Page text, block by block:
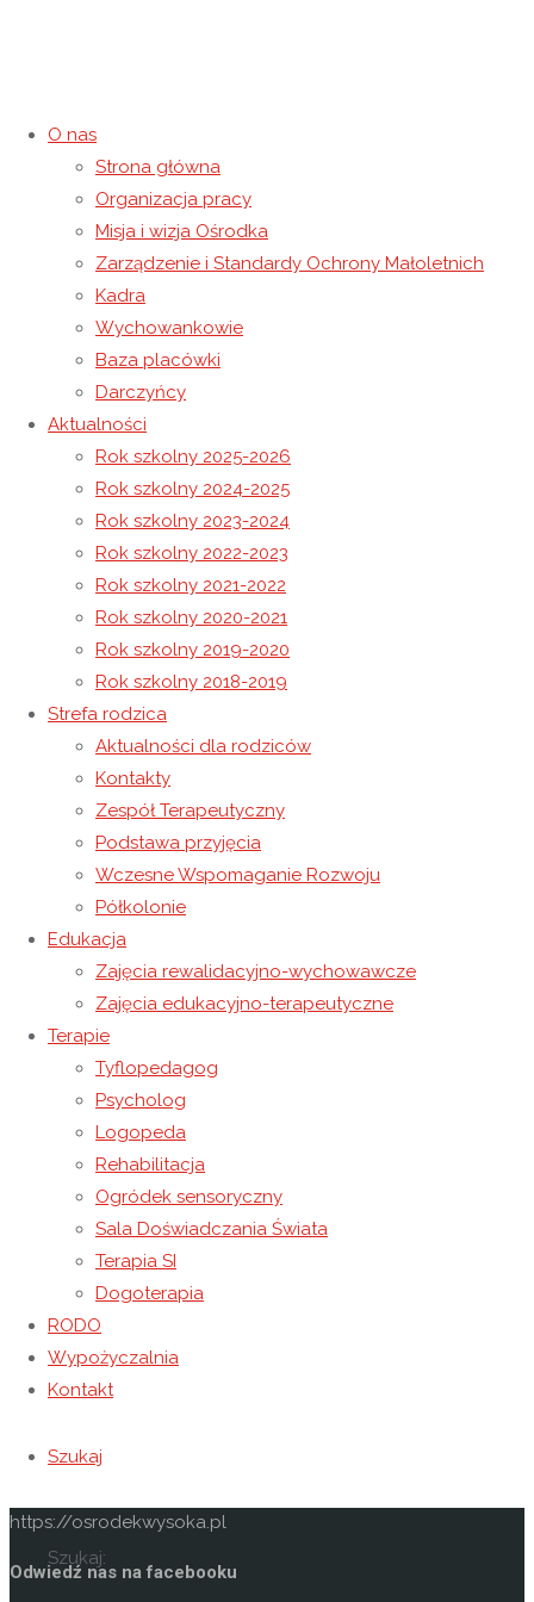
O nas
Strona główna
Organizacja pracy
Misja i wizja Ośrodka
Zarządzenie i Standardy Ochrony Małoletnich
Kadra
Wychowankowie
Baza placówki
Darczyńcy
Aktualności
Rok szkolny 2025-2026
Rok szkolny 2024-2025
Rok szkolny 2023-2024
Rok szkolny 2022-2023
Rok szkolny 2021-2022
Rok szkolny 2020-2021
Rok szkolny 2019-2020
Rok szkolny 2018-2019
Strefa rodzica
Aktualności dla rodziców
Kontakty
Zespół Terapeutyczny
Podstawa przyjęcia
Wczesne Wspomaganie Rozwoju
Półkolonie
Edukacja
Zajęcia rewalidacyjno-wychowawcze
Zajęcia edukacyjno-terapeutyczne
Terapie
Tyflopedagog
Psycholog
Logopeda
Rehabilitacja
Ogródek sensoryczny
Sala Doświadczania Świata
Terapia SI
Dogoterapia
RODO
Wypożyczalnia
Kontakt
Szukaj
Szukaj:
Piesze wędrówki I grupy
edukacyjno-wychowawczej
16 czerwca 20177 maja 2021
Strona główna Rok szkolny 2016-2017
grupy edukacyjno-wychowawczej
Wyróżnienie dla Radosława
Zakończenie roku szkolnego 2016/2017
16 czerwca 20177 maja 2021
Po drodze podziwialiśmy piękno otaczającej nas przyrody.
Głównym punktem wyprawy była wizyta w pobliskim sklepie,
w którym zrobiliśmy drobne zakupy.
Humor dopisywał nam przez całą trasę, a wesoły śpiew
dodatkowo umilił wspólnie spędzony czas.
Niepubliczny Ośrodek Rewalidacyjno-Wychowawczy
Caritas w Wysokiej
Wysoka 49
37-100 Łańcut
Telefon: (17) 22 58 055
https://osrodekwysoka.pl
Odwiedź nas na facebooku